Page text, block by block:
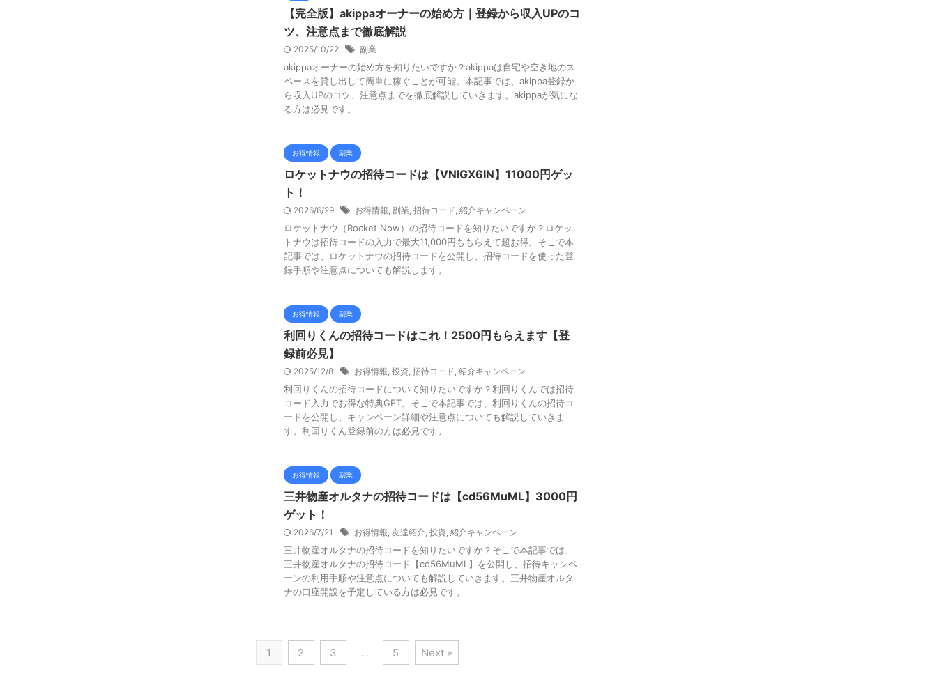
【完全版】akippaオーナーの始め方｜登録から収入UPのコ
ツ、注意点まで徹底解説
2025/10/22 副業
akippaオーナーの始め方を知りたいですか？akippaは自宅や空き地のス
ペースを貸し出して簡単に稼ぐことが可能。本記事では、akippa登録か
ら収入UPのコツ、注意点までを徹底解説していきます。akippaが気にな
る方は必見です。
お得情報 副業
ロケットナウの招待コードは【VNIGX6IN】11000円ゲッ
ト！
2026/6/29 お得情報, 副業, 招待コード, 紹介キャンペーン
ロケットナウ（Rocket Now）の招待コードを知りたいですか？ロケッ
トナウは招待コードの入力で最大11,000円ももらえて超お得。そこで本
記事では、ロケットナウの招待コードを公開し、招待コードを使った登
録手順や注意点についても解説します。
お得情報 副業
利回りくんの招待コードはこれ！2500円もらえます【登
録前必見】
2025/12/8 お得情報, 投資, 招待コード, 紹介キャンペーン
利回りくんの招待コードについて知りたいですか？利回りくんでは招待
コード入力でお得な特典GET。そこで本記事では、利回りくんの招待コ
ードを公開し、キャンペーン詳細や注意点についても解説していきま
す。利回りくん登録前の方は必見です。
お得情報 副業
三井物産オルタナの招待コードは【cd56MuML】3000円
ゲット！
2026/7/21 お得情報, 友達紹介, 投資, 紹介キャンペーン
三井物産オルタナの招待コードを知りたいですか？そこで本記事では、
三井物産オルタナの招待コード【cd56MuML】を公開し、招待キャンペ
ーンの利用手順や注意点についても解説していきます。三井物産オルタ
ナの口座開設を予定している方は必見です。
1 2 3 … 5 Next »